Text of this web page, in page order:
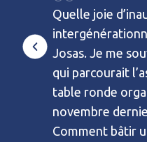
et
Quelle joie
Josas. Je me
qui parcourait
table ronde
novembre
Comment bâtir